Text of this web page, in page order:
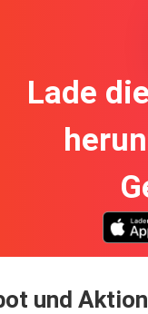
Lade
und Aktion